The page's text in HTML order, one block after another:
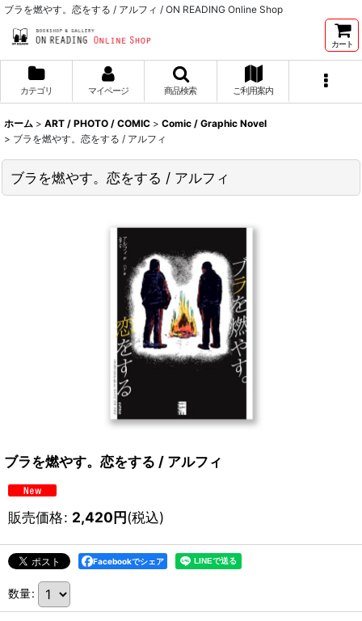
ブラを燃やす。恋をする / アルフィ / ON READING Online Shop
カート
カテゴリ マイページ 商品検索 ご利用案内
ホーム > ART / PHOTO / COMIC > Comic / Graphic Novel
> ブラを燃やす。恋をする / アルフィ
ブラを燃やす。恋をする / アルフィ
ブラを燃やす。恋をする / アルフィ
販売価格: 2,420円(税込)
Facebookでシェア
数量: